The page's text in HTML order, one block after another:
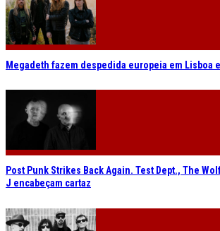
Megadeth fazem despedida europeia em Lisboa
Post Punk Strikes Back Again. Test Dept., The
J encabeçam cartaz